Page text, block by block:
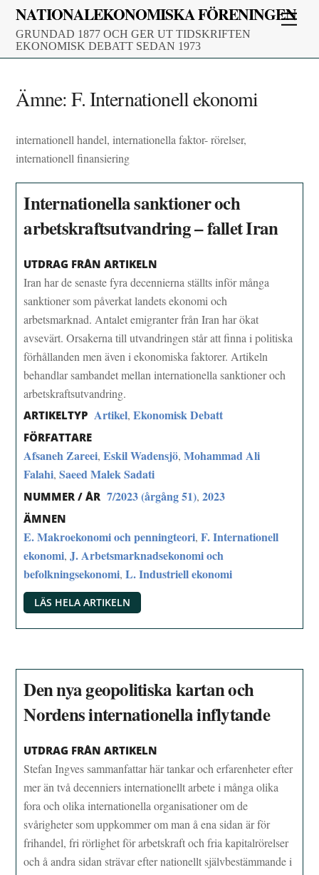
Skip
content
NATIONALEKONOMISKA FÖRENINGEN
GRUNDAD 1877 OCH GER UT TIDSKRIFTEN
EKONOMISK DEBATT SEDAN 1973
Ämne:F. Internationell ekonomi
internationell handel, internationella faktor- rörelser,
internationell finansiering
Internationella sanktioner och
arbetskraftsutvandring – fallet Iran
UTDRAG FRÅN ARTIKELN
Iran har de senaste fyra decennierna ställts inför många
sanktioner som påverkat landets ekonomi och
arbetsmarknad. Antalet emigranter från Iran har ökat
avsevärt. Orsakerna till utvandringen står att finna i politiska
förhållanden men även i ekonomiska faktorer. Artikeln
behandlar sambandet mellan internationella sanktioner och
arbetskraftsutvandring.
ARTIKELTYP Artikel,Ekonomisk Debatt
FÖRFATTARE
Afsaneh Zareei,Eskil Wadensjö,Mohammad Ali
Falahi,Saeed Malek Sadati
NUMMER / ÅR 7/2023 (årgång 51),2023
ÄMNEN
E. Makroekonomi och penningteori,F. Internationell
ekonomi,J. Arbetsmarknadsekonomi och
befolkningsekonomi,L. Industriell ekonomi
LÄS HELA ARTIKELN
Den nya geopolitiska kartan och
Nordens internationella inflytande
UTDRAG FRÅN ARTIKELN
Stefan Ingves sammanfattar här tankar och erfarenheter efter
mer än två decenniers internationellt arbete i många olika
fora och olika internationella organisationer om de
svårigheter som uppkommer om man å ena sidan är för
frihandel, fri rörlighet för arbetskraft och fria kapitalrörelser
och å andra sidan strävar efter nationellt självbestämmande i